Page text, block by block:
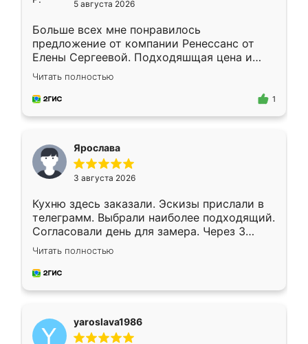
5 августа 2026
Больше всех мне понравилось
предложение от компании Ренессанс от
Елены Сергеевой. Подходяшщая цена и
короткие сроки изготовления. Приехавший
для замера сотрудник Владислав
предложил по моему эскизу самый
Читать полностью
1
Ярослава
3 августа 2026
Кухню здесь заказали. Эскизы прислали в
телеграмм. Выбрали наиболее подходящий.
Согласовали день для замера. Через 3
недели кухня была уже готова. Остались
довольны работой. Спасибо Ренессанс
мебель за качественную работу!
Читать полностью
yaroslava1986